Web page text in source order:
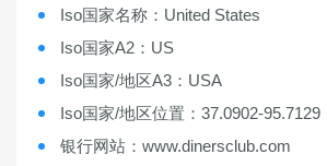
Iso国家名称：United States
Iso国家A2：US
Iso国家/地区A3：USA
Iso国家/地区位置：37.0902-95.7129
银行网站：www.dinersclub.com